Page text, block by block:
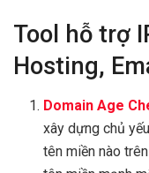
Tool hỗ trợ
Hosting,
Domain Age
xây dựng chủ
tên miền nào